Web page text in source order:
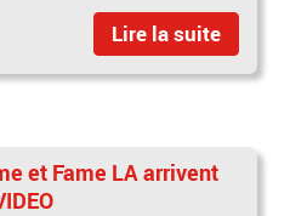
Lire la suite
et Fame LA arrivent